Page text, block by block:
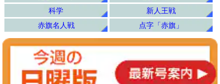
科学
新人王戦
赤旗名人戦
点字「赤旗」